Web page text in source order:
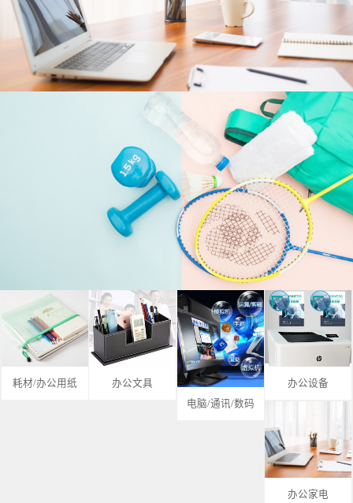
耗材/办公用纸
办公文具
电脑/通讯/数码
办公设备
办公家电